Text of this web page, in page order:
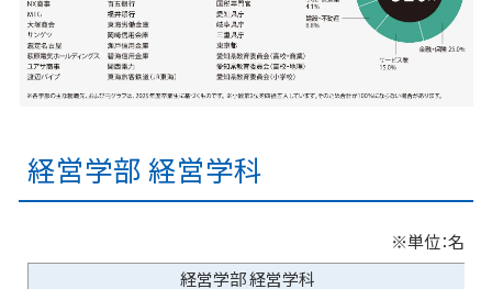
経営学部 経営学科
※単位：名
経営学部 経営学科